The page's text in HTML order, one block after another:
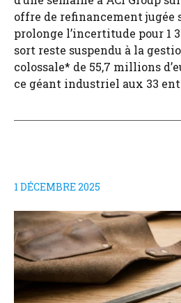
offre de refinancement jugée
prolonge l’incertitude pour 1
sort reste suspendu à la
colossale* de 55,7 millions
ce géant industriel aux 33
1 DÉCEMBRE 2025